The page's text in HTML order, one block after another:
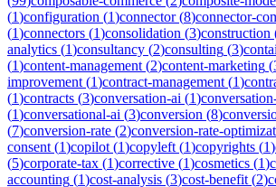
(1)configuration (1)connector(8)connector-
(1)connectors (1)consolidation (3)construction
analytics (1)consultancy (2)consulting (3)
(1)content-management (2)content-marketing (
improvement (1)contract-management (1)
(1)contracts (3)conversation-ai (1)
(1)conversational-ai (3)conversion (8)
(7)conversion-rate (2)conversion-rate-
consent (1)copilot (1)copyleft (1)copyrights (1)
(5)corporate-tax (1)corrective (1)cosmetics (1)
accounting (1)cost-analysis (3)cost-benefit (2)